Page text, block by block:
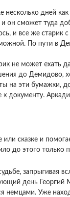
дней
он сможет туда
и все же
По пути в
не может ехать
до Демидово,
на эти бумажки,
документу.
сказке и
до этого только
судьбе,
день
немцами. Уже